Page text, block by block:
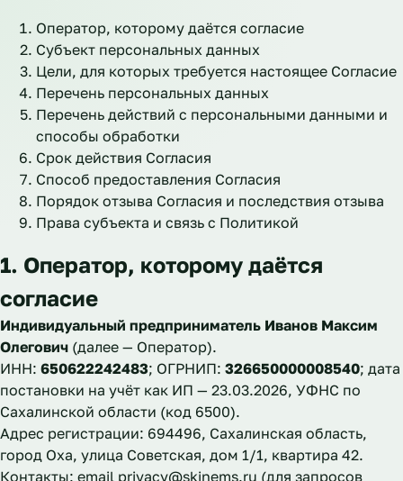
Оператор, которому даётся согласие
Субъект персональных данных
Цели, для которых требуется настоящее Согласие
Перечень персональных данных
Перечень действий с персональными данными и
способы обработки
Срок действия Согласия
Способ предоставления Согласия
Порядок отзыва Согласия и последствия отзыва
Права субъекта и связь с Политикой
1. Оператор, которому даётся
согласие
Индивидуальный предприниматель Иванов Максим
Олегович (далее — Оператор).
ИНН: 650622242483; ОГРНИП: 326650000008540; дата
постановки на учёт как ИП — 23.03.2026, УФНС по
Сахалинской области (код 6500).
Адрес регистрации: 694496, Сахалинская область,
город Оха, улица Советская, дом 1/1, квартира 42.
Контакты: email privacy@skinems.ru (для запросов